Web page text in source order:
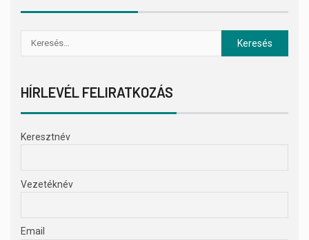
HÍRLEVÉL FELIRATKOZÁS
Keresztnév
Vezetéknév
Email